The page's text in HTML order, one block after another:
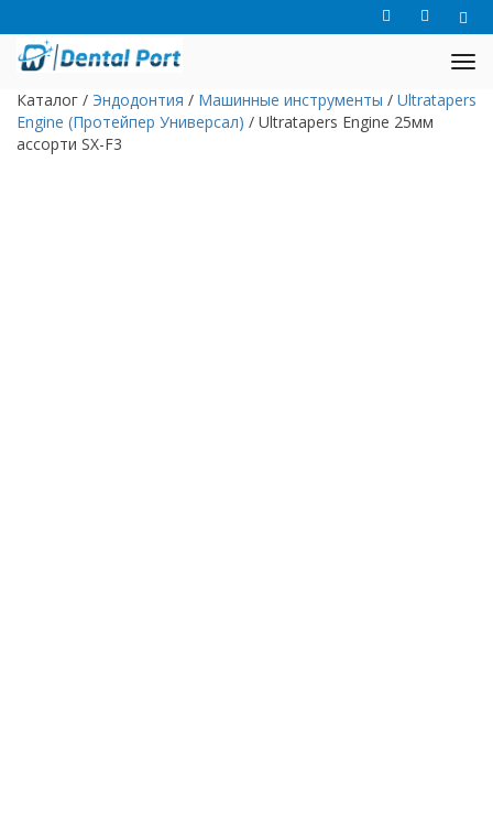
Каталог / Эндодонтия / Машинные инструменты / Ultratapers
Engine (Протейпер Универсал) / Ultratapers Engine 25мм
ассорти SX-F3